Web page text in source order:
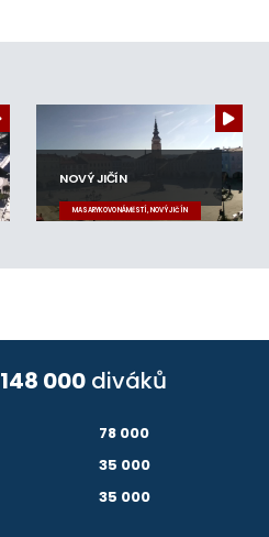
NOVÝ JIČÍN
MASARYKOVO NÁMĚSTÍ, NOVÝ JIČÍN
148 000 diváků
78 000
35 000
35 000